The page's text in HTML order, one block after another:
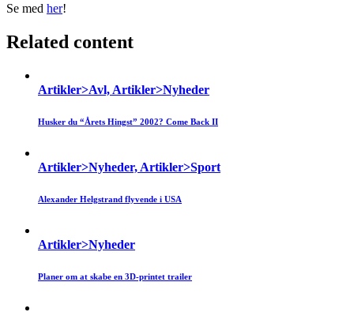
Se med her!
Related content
Artikler>Avl, Artikler>Nyheder
Husker du “Årets Hingst” 2002? Come Back II
Artikler>Nyheder, Artikler>Sport
Alexander Helgstrand flyvende i USA
Artikler>Nyheder
Planer om at skabe en 3D-printet trailer